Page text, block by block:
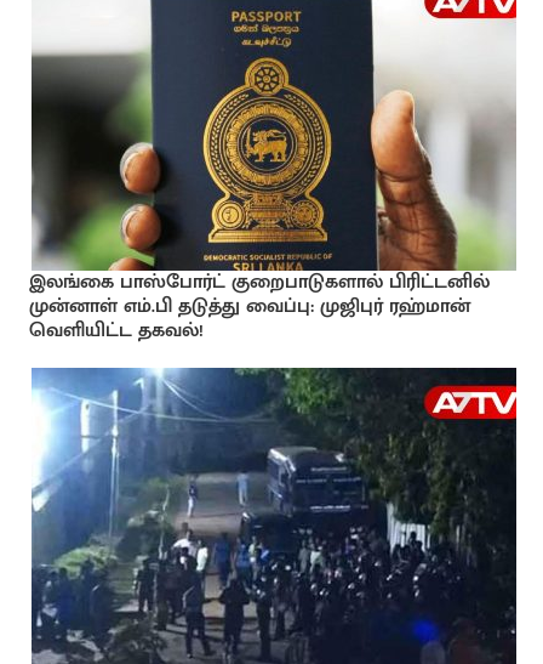
இலங்கை பாஸ்போர்ட் குறைபாடுகளால் பிரிட்டனில்
முன்னாள் எம்.பி தடுத்து வைப்பு: முஜிபுர் ரஹ்மான்
வெளியிட்ட தகவல்!